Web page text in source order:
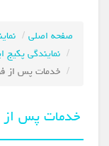
صفحه اصلی
نمایندگی پکیج
خدمات پس از
خدمات پس از